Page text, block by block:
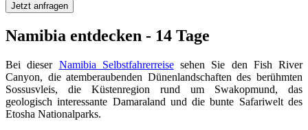
Jetzt anfragen
Namibia entdecken - 14 Tage
Bei dieser Namibia Selbstfahrerreisesehen Sie den Fish River
Canyon, die atemberaubenden Dünenlandschaften des berühmten
Sossusvleis, die Küstenregion rund um Swakopmund, das
geologisch interessante Damaraland und die bunte Safariwelt des
Etosha Nationalparks.